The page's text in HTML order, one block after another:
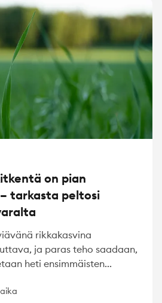
on pian
tarkasta peltosi
rikkakasvina
ja paras teho saadaan,
heti ensimmäisten...